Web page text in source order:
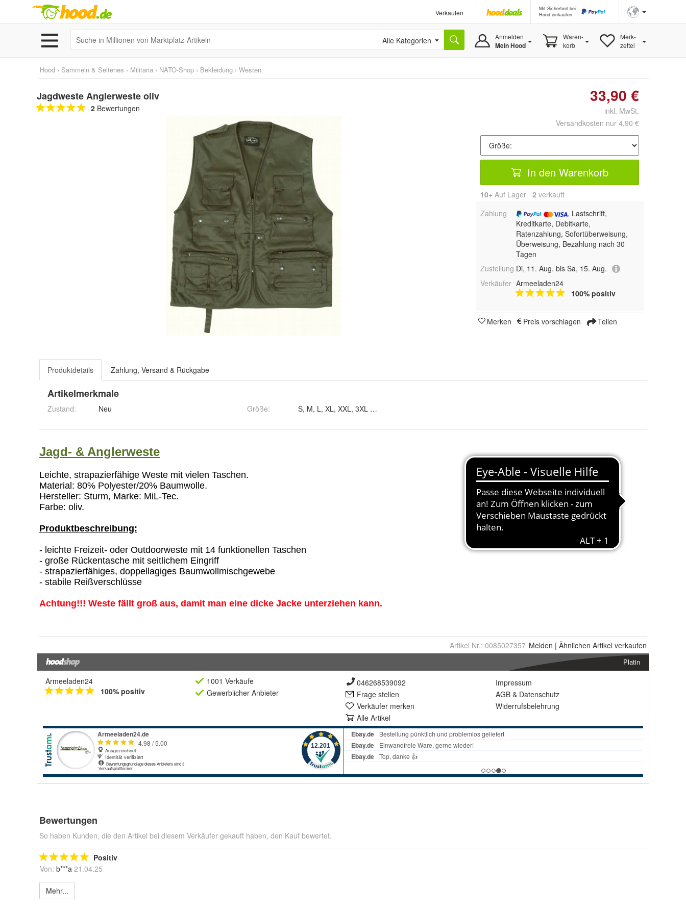
Verkaufen
Mit Sicherheit bei
Hood einkaufen
Alle Kategorien Anmelden
Mein Hood
Waren-
korb
Merk-
zettel
Hood › Sammeln & Seltenes › Militaria › NATO-Shop › Bekleidung › Westen
Jagdweste Anglerweste oliv
2 Bewertungen
33,90 €
inkl. MwSt.
Versandkosten nur 4,90 €
In den Warenkorb
10+ Auf Lager 2 verkauft
Zahlung
, Lastschrift,
Kreditkarte, Debitkarte,
Ratenzahlung, Sofortüberweisung,
Überweisung, Bezahlung nach 30
Tagen
Zustellung Di, 11. Aug. bis Sa, 15. Aug.
Verkäufer Armeeladen24
100% positiv
Merken Preis vorschlagen Teilen
Produktdetails Zahlung, Versand & Rückgabe
Artikelmerkmale
Zustand: Neu Größe:
Artikel Nr.: 0085027357 Melden | Ähnlichen Artikel verkaufen
Platin
Armeeladen24
100% positiv
1001 Verkäufe
Gewerblicher Anbieter
046268539092
Frage stellen
Verkäufer merken
Alle Artikel
Impressum
AGB & Datenschutz
Widerrufsbelehrung
Bewertungen
So haben Kunden, die den Artikel bei diesem Verkäufer gekauft haben, den Kauf bewertet.
Positiv
Von: b***a 21.04.25
Mehr...